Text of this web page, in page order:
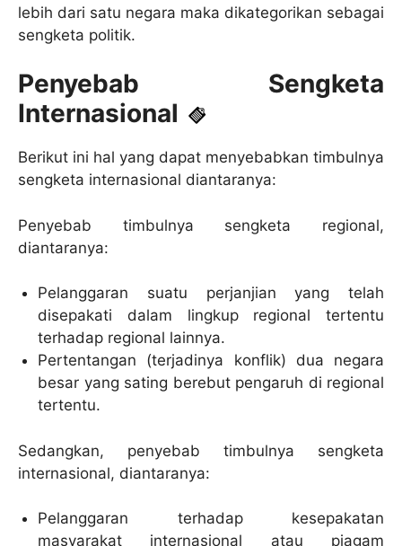
lebih dari satu negara maka dikategorikan sebagai
sengketa politik.
Penyebab Sengketa
Internasional
Berikut ini hal yang dapat menyebabkan timbulnya
sengketa internasional diantaranya:
Penyebab timbulnya sengketa regional,
diantaranya:
Pelanggaran suatu perjanjian yang telah
disepakati dalam lingkup regional tertentu
terhadap regional lainnya.
Pertentangan (terjadinya konflik) dua negara
besar yang sating berebut pengaruh di regional
tertentu.
Sedangkan, penyebab timbulnya sengketa
internasional, diantaranya:
Pelanggaran terhadap kesepakatan
masyarakat internasional atau piagam